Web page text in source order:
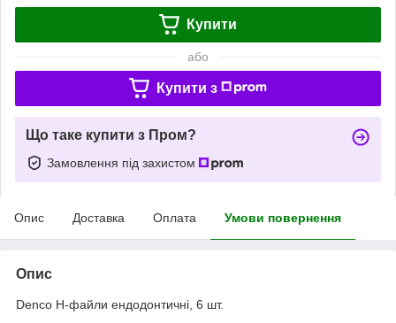
Купити
або
Купити з
Що таке купити з Пром?
Замовлення під захистом
Опис Доставка Оплата Умови повернення
Опис
Denco H-файли ендодонтичні, 6 шт.